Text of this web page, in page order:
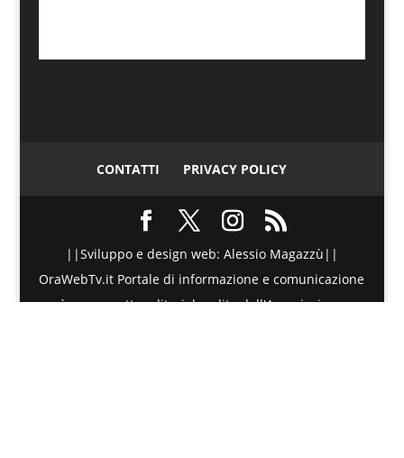
CONTATTI PRIVACY POLICY
||Sviluppo e design web: Alessio Magazzù||
OraWebTv.it Portale di informazione e comunicazione
è un progetto editoriale edito dall'Associazione